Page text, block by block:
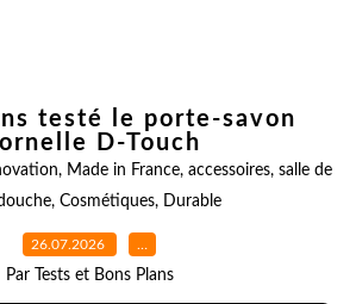
testé le porte-savon
D-Touch
, Made in France, accessoires, salle de
, Cosmétiques, Durable
26.07.2026 …
Par Tests et Bons Plans